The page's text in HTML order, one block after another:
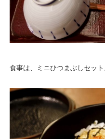
食事は、ミニひつまぶしセッ